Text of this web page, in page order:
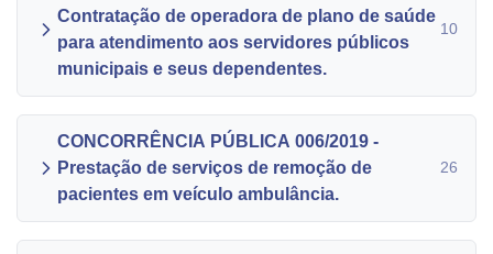
Contratação de operadora de plano de saúde
para atendimento aos servidores públicos
municipais e seus dependentes.
10
CONCORRÊNCIA PÚBLICA 006/2019 -
Prestação de serviços de remoção de
pacientes em veículo ambulância.
26